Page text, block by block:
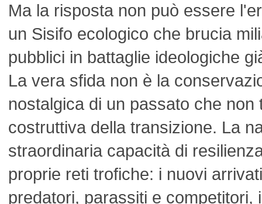
Ma la risposta non può essere
un Sisifo ecologico che brucia
pubblici in battaglie ideologiche
La vera sfida non è la
nostalgica di un passato che non
costruttiva della transizione. La
straordinaria capacità di
proprie reti trofiche: i nuovi
predatori, parassiti e competitori,